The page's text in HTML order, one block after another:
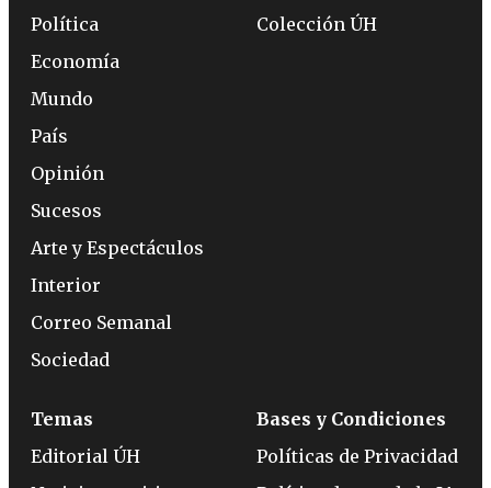
Política
Economía
Mundo
País
Opinión
Sucesos
Arte y Espectáculos
Interior
Correo Semanal
Sociedad
Colección ÚH
Temas
Editorial ÚH
Bases y Condiciones
Políticas de Privacidad